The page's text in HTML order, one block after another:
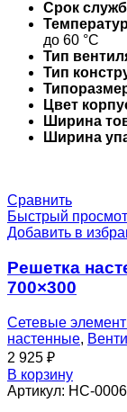
Срок
до 60 °С
Тип
Тип
Цвет
Ширина
Ширина
Сравнить
Быстрый
Добавить в
Решетка
700×300
Сетевые
настенные,
2 925 ₽
В корзину
Артикул: НС-